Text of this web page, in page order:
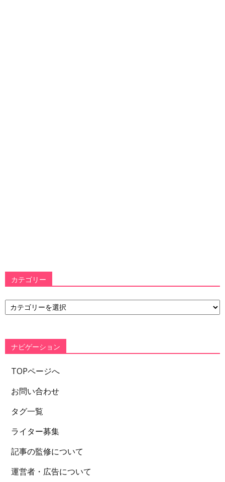
カテゴリー
カ
テ
ー
ナビゲーション
TOPページへ
お問い合わせ
タグ一覧
ライター募集
記事の監修について
運営者・広告について